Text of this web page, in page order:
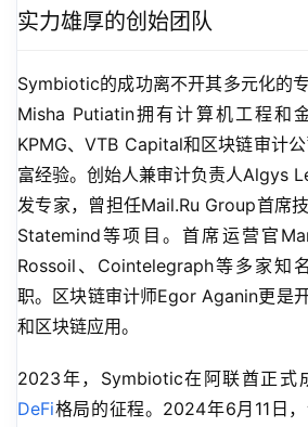
实力雄厚的创始团队
Symbiotic的成功离不开其多元化的
Misha Putiatin拥有计算机工程和
KPMG、VTB Capital和区块链审计
富经验。创始人兼审计负责人Algys
发专家，曾担任Mail.Ru Group首席
Statemind等项目。首席运营官
Rossoil、Cointelegraph等多家知
职。区块链审计师Egor Aganin更是
和区块链应用。
2023年，Symbiotic在阿联酋正式
DeFi格局的征程。2024年6月11日